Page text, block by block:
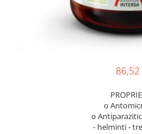
Seminte din plante oleaginoase
Superalimente bio
86,52
o
o
- helminti -